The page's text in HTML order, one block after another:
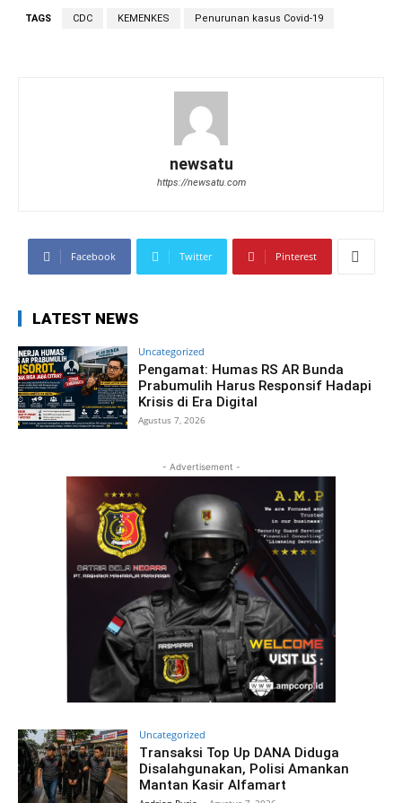
TAGS CDC KEMENKES Penurunan kasus Covid-19
newsatu
https://newsatu.com
Facebook Twitter Pinterest
LATEST NEWS
Uncategorized
Pengamat: Humas RS AR Bunda
Prabumulih Harus Responsif Hadapi
Krisis di Era Digital
Agustus 7, 2026
- Advertisement -
Uncategorized
Transaksi Top Up DANA Diduga
Disalahgunakan, Polisi Amankan
Mantan Kasir Alfamart